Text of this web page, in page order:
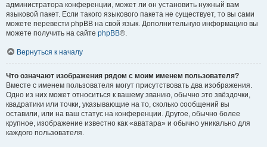
администратора конференции, может ли он установить нужный вам
языковой пакет. Если такого языкового пакета не существует, то вы сами
можете перевести phpBB на свой язык. Дополнительную информацию вы
можете получить на сайте phpBB®.
Вернуться к началу
Что означают изображения рядом с моим именем пользователя?
Вместе с именем пользователя могут присутствовать два изображения.
Одно из них может относиться к вашему званию, обычно это звёздочки,
квадратики или точки, указывающие на то, сколько сообщений вы
оставили, или на ваш статус на конференции. Другое, обычно более
крупное, изображение известно как «аватара» и обычно уникально для
каждого пользователя.